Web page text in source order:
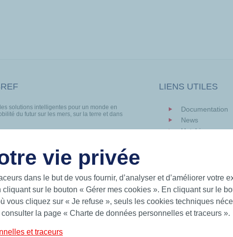
solutions intelligentes pour un monde en
du futur sur les mers, sur la terre et dans
PORTRAIT
LIENS UTILES
Documentation
News
Hutchinson.com
Charte de Protection des Données Personnelles
vie privée
dans le but de vous fournir, d’analyser et d’améliorer votre
sur le bouton « Gérer mes cookies ». En cliquant sur le
vous cliquez sur « Je refuse », seuls les cookies techniques
la page « Charte de données personnelles et traceurs ».
et traceurs